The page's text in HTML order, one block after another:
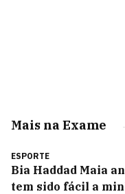
Mais na Exame
ESPORTE
Bia Haddad Maia
tem sido fácil a